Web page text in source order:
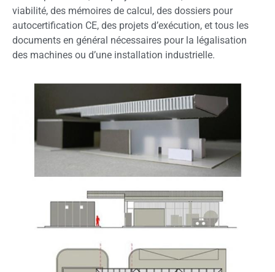
viabilité, des mémoires de calcul, des dossiers pour
autocertification CE, des projets d’exécution, et tous les
documents en général nécessaires pour la légalisation
des machines ou d’une installation industrielle.